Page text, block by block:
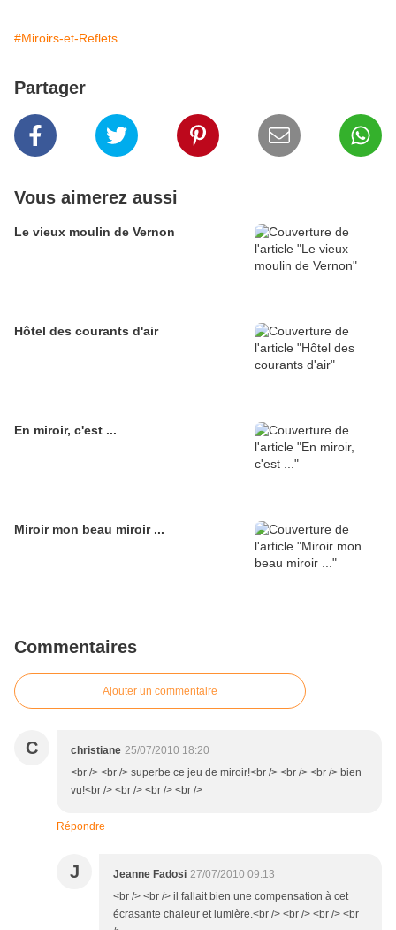
#Miroirs-et-Reflets
Partager
Vous aimerez aussi
Le vieux moulin de Vernon
Hôtel des courants d'air
En miroir, c'est ...
Miroir mon beau miroir ...
Commentaires
Ajouter un commentaire
C christiane 25/07/2010 18:20
<br /> <br /> superbe ce jeu de miroir!<br /> <br /> <br /> bien
vu!<br /> <br /> <br /> <br />
Répondre
J Jeanne Fadosi 27/07/2010 09:13
<br /> <br /> il fallait bien une compensation à cet
écrasante chaleur et lumière.<br /> <br /> <br /> <br